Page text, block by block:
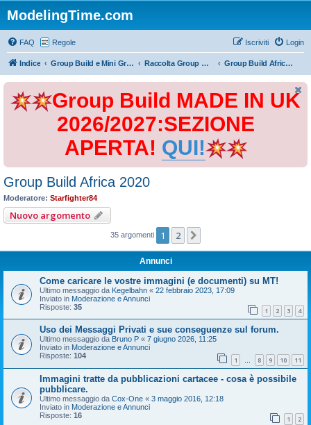
ModelingTime.com
FAQ Regole Login
Iscriviti
Indice Group Build e Mini Group Build Raccolta Group Build Group Build Africa 2020
Group Build MADE IN UK
2026/2027:SEZIONE
APERTA! QUI!
Group Build Africa 2020
Moderatore: Starfighter84
Nuovo argomento
35 argomenti 1 2
Annunci
Come caricare le vostre immagini (e documenti) su MT!
Ultimo messaggio da Kegelbahn « 22 febbraio 2023, 17:09
Inviato in Moderazione e Annunci
Risposte: 35 1 2 3 4
Uso dei Messaggi Privati e sue conseguenze sul forum.
Ultimo messaggio da Bruno P « 7 giugno 2026, 11:25
Inviato in Moderazione e Annunci
Risposte: 104 1 … 8 9 10 11
Immagini tratte da pubblicazioni cartacee - cosa è possibile
pubblicare.
Ultimo messaggio da Cox-One « 3 maggio 2016, 12:18
Inviato in Moderazione e Annunci
Risposte: 16 1 2